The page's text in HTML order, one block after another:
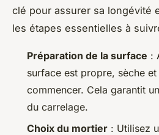
clé pour assurer sa longévité
les étapes essentielles à
Préparation de la surface :
surface est propre, sèche
commencer. Cela garantit
du carrelage.
Choix du mortier : Utilisez